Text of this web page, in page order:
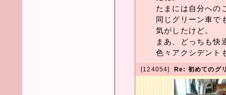
たまには自分への
同じグリーン車で
気がしたけど。
まあ、どっちも快
色々アクシデント
[124054] Re: 初めてのグ